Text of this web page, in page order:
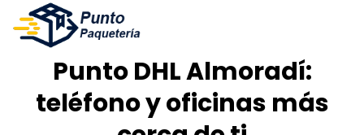
Punto DHL Almoradí:
teléfono y oficinas más